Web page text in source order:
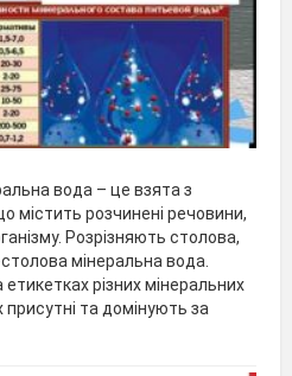
вода – це взята з
містить розчинені речовини,
Розрізняють столова,
мінеральна вода.
різних мінеральних
присутні та домінують за